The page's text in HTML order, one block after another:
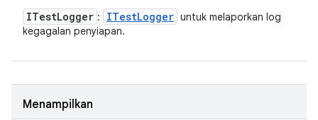
ITestLogger : ITestLogger untuk melaporkan log
kegagalan penyiapan.
Menampilkan